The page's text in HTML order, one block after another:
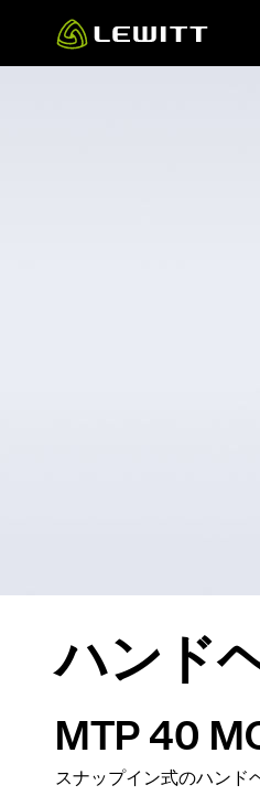
main
ハンド
MTP 40
スナップイン式のハンド